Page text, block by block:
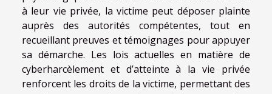
à leur vie privée, la victime peut déposer plainte
auprès des autorités compétentes, tout en
recueillant preuves et témoignages pour appuyer
sa démarche. Les lois actuelles en matière de
cyberharcèlement et d’atteinte à la vie privée
renforcent les droits de la victime, permettant des